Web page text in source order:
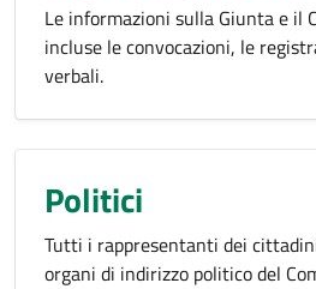
Le informazioni sulla Giunta e il
incluse le convocazioni, le
verbali.
Politici
Tutti i rappresentanti dei
organi di indirizzo politico del